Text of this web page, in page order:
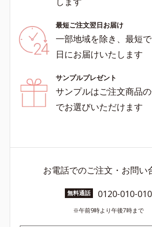
最短ご注文翌日お届け
一部地域を除き、最短
日にお届けいたします
サンプルプレゼント
サンプルはご注文商品
でお選びいただけます
お電話でのご注文・お問い
無料通話 0120-010-010
午前9時より午後7時まで